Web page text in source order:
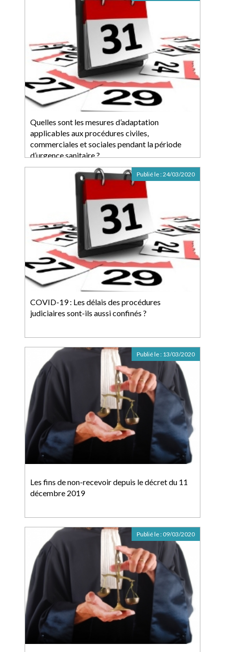
Quelles sont les mesures d’adaptation
applicables aux procédures civiles,
commerciales et sociales pendant la période
d’urgence sanitaire ?
COVID-19 : Les délais des procédures
judiciaires sont-ils aussi confinés ?
Publié le :24/03/2020
Les fins de non-recevoir depuis le décret du 11
décembre 2019
Publié le : 13/03/2020
Publié le : 09/03/2020